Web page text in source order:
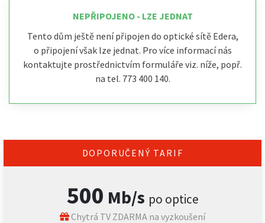
NEPŘIPOJENO - LZE JEDNAT
Tento dům ještě není připojen do optické sítě Edera,
o připojení však lze jednat. Pro více informací nás
kontaktujte prostřednictvím formuláře viz. níže, popř.
na tel. 773 400 140.
DOPORUČENÝ TARIF
500 Mb/s po optice
Chytrá TV ZDARMA na vyzkoušení